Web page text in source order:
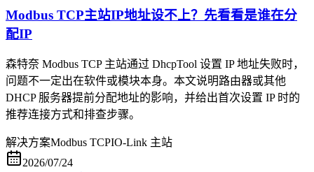
Modbus TCP主站IP地址设不上？先看看是谁在分
配IP
森特奈 Modbus TCP 主站通过 DhcpTool 设置 IP 地址失败时，
问题不一定出在软件或模块本身。本文说明路由器或其他
DHCP 服务器提前分配地址的影响，并给出首次设置 IP 时的
推荐连接方式和排查步骤。
解决方案Modbus TCPIO-Link 主站
2026/07/24